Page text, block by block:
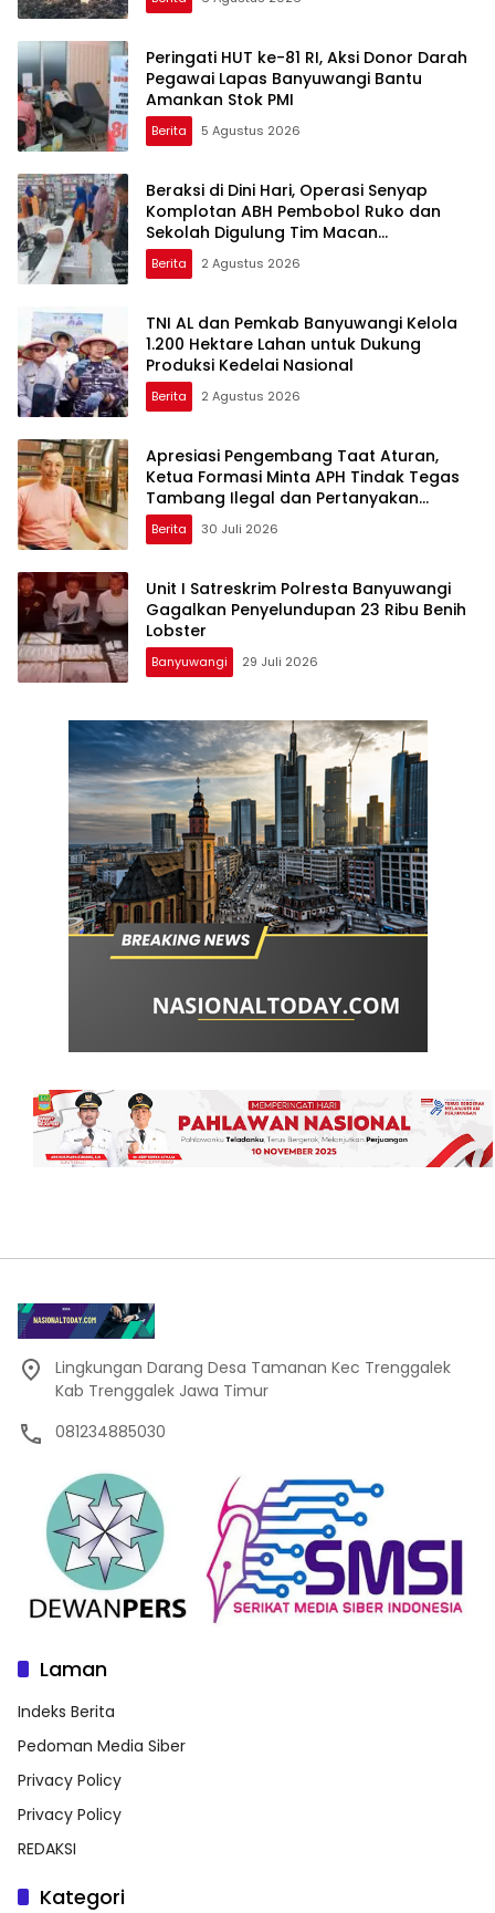
Peringati HUT ke-81 RI, Aksi Donor Darah
Pegawai Lapas Banyuwangi Bantu
Amankan Stok PMI
Berita 5 Agustus 2026
Beraksi di Dini Hari, Operasi Senyap
Komplotan ABH Pembobol Ruko dan
Sekolah Digulung Tim Macan
Blambangan
Berita 2 Agustus 2026
TNI AL dan Pemkab Banyuwangi Kelola
1.200 Hektare Lahan untuk Dukung
Produksi Kedelai Nasional
Berita 2 Agustus 2026
Apresiasi Pengembang Taat Aturan,
Ketua Formasi Minta APH Tindak Tegas
Tambang Ilegal dan Pertanyakan
Perizinan di Gambor
Berita 30 Juli 2026
Unit I Satreskrim Polresta Banyuwangi
Gagalkan Penyelundupan 23 Ribu Benih
Lobster
Banyuwangi 29 Juli 2026
Lingkungan Darang Desa Tamanan Kec Trenggalek
Kab Trenggalek Jawa Timur
081234885030
Laman
Indeks Berita
Pedoman Media Siber
Privacy Policy
Privacy Policy
REDAKSI
Kategori